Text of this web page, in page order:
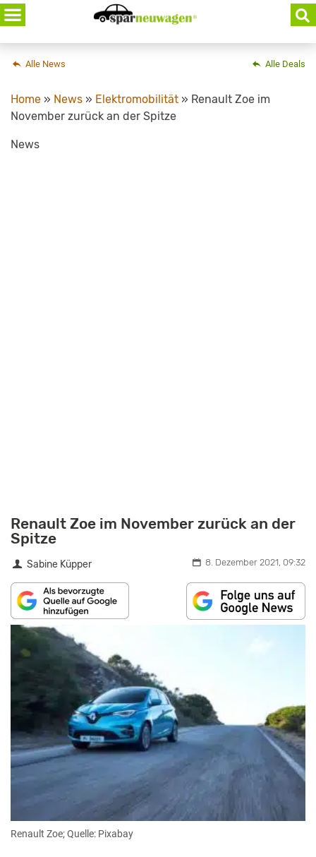
Skip
to
content
Alle Deals
Alle News
Home » News » Elektromobilität » Renault Zoe im
November zurück an der Spitze
News
Renault Zoe im November zurück an der
Spitze
Sabine Küpper 8. Dezember 2021, 09:32
Renault Zoe; Quelle: Pixabay